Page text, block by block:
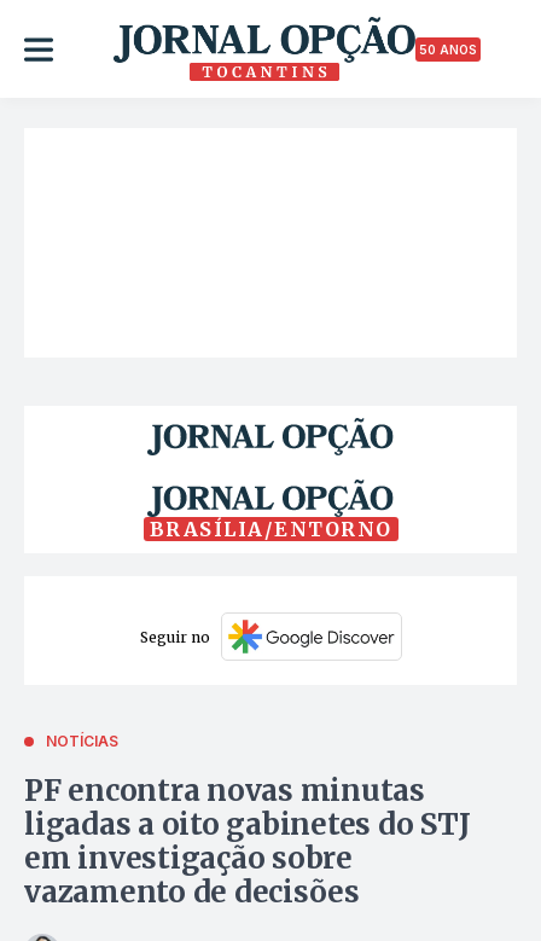
50 ANOS
BRASÍLIA/ENTORNO
Seguir no
NOTÍCIAS
PF encontra novas minutas
ligadas a oito gabinetes do STJ
em investigação sobre
vazamento de decisões